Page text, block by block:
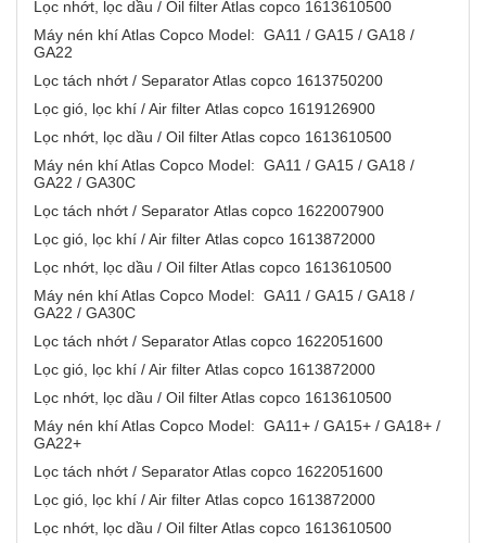
Lọc nhớt, lọc dầu / Oil filter Atlas copco 1613610500
Máy nén khí Atlas Copco Model: GA11 / GA15 / GA18 /
GA22
Lọc tách nhớt / Separator Atlas copco 1613750200
Lọc gió, lọc khí / Air filter Atlas copco 1619126900
Lọc nhớt, lọc dầu / Oil filter Atlas copco 1613610500
Máy nén khí Atlas Copco Model: GA11 / GA15 / GA18 /
GA22 / GA30C
Lọc tách nhớt / Separator Atlas copco 1622007900
Lọc gió, lọc khí / Air filter Atlas copco 1613872000
Lọc nhớt, lọc dầu / Oil filter Atlas copco 1613610500
Máy nén khí Atlas Copco Model: GA11 / GA15 / GA18 /
GA22 / GA30C
Lọc tách nhớt / Separator Atlas copco 1622051600
Lọc gió, lọc khí / Air filter Atlas copco 1613872000
Lọc nhớt, lọc dầu / Oil filter Atlas copco 1613610500
Máy nén khí Atlas Copco Model: GA11+ / GA15+ / GA18+ /
GA22+
Lọc tách nhớt / Separator Atlas copco 1622051600
Lọc gió, lọc khí / Air filter Atlas copco 1613872000
Lọc nhớt, lọc dầu / Oil filter Atlas copco 1613610500